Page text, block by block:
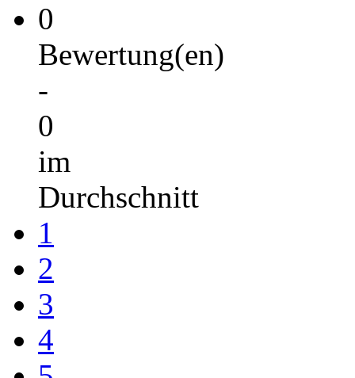
0
Bewertung(en)
-
0
im
Durchschnitt
1
2
3
4